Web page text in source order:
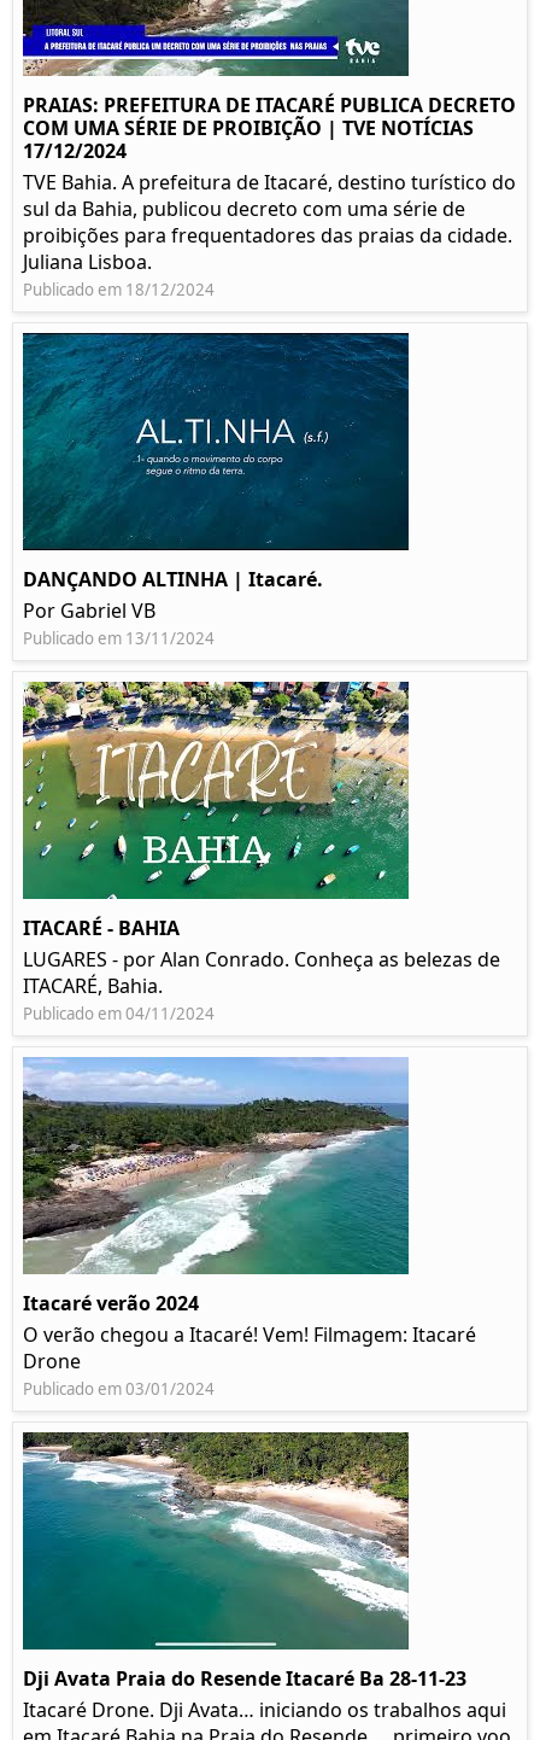
PRAIAS: PREFEITURA DE ITACARÉ PUBLICA DECRETO
COM UMA SÉRIE DE PROIBIÇÃO | TVE NOTÍCIAS
17/12/2024
TVE Bahia. A prefeitura de Itacaré, destino turístico do
sul da Bahia, publicou decreto com uma série de
proibições para frequentadores das praias da cidade.
Juliana Lisboa.
Publicado em 18/12/2024
DANÇANDO ALTINHA | Itacaré.
Por Gabriel VB
Publicado em 13/11/2024
ITACARÉ - BAHIA
LUGARES - por Alan Conrado. Conheça as belezas de
ITACARÉ, Bahia.
Publicado em 04/11/2024
Itacaré verão 2024
O verão chegou a Itacaré! Vem! Filmagem: Itacaré
Drone
Publicado em 03/01/2024
Dji Avata Praia do Resende Itacaré Ba 28-11-23
Itacaré Drone. Dji Avata… iniciando os trabalhos aqui